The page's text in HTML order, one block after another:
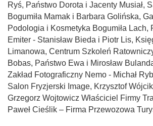
Ryś, Państwo Dorota i Jacenty Musiał,
Bogumiła Mamak i Barbara Golińska,
Podologia i Kosmetyka Bogumiła Lach,
Emiter - Stanisław Bieda i Piotr Lis,
Limanowa, Centrum Szkoleń
Bobas, Państwo Ewa i Mirosław
Zakład Fotograficzny Nemo - Michał
Salon Fryzjerski Image, Krzysztof
Grzegorz Wojtowicz Właściciel Firmy
Paweł Cieślik – Firma Przewozowa